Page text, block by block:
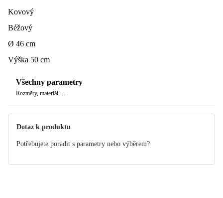
Kovový
Béžový
Ø 46 cm
Výška 50 cm
Všechny parametry
Rozměry, materiál, …
Dotaz k produktu
Potřebujete poradit s parametry nebo výběrem?